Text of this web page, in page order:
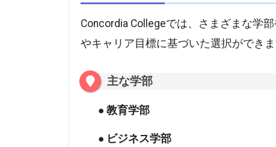
Concordia Collegeでは、さまざまな学
やキャリア目標に基づいた選択ができま
主な学部
教育学部
ビジネス学部